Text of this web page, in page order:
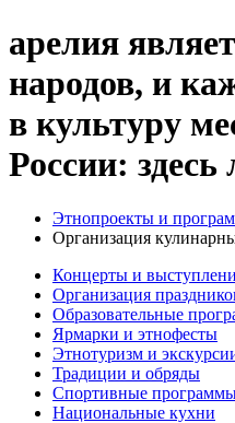
арелия
народов, и
в культуру
России:
Этнопроекты и
Организация
Концерты и
Организация
Образовательные
Ярмарки и этнофесты
Этнотуризм и
Традиции и обряды
Спортивные
Национальные кухни